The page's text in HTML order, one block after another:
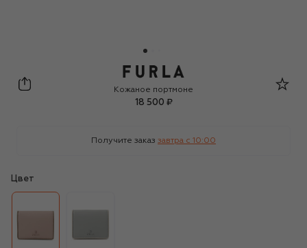
Furla
Кожаное портмоне
18 500 ₽
Получите заказ завтра c 10:00
Цвет